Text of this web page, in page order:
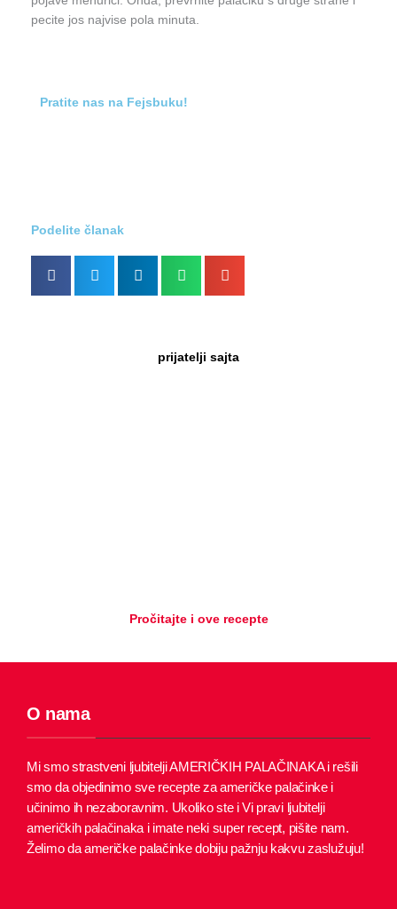
pecite jos najvise pola minuta.
Pratite nas na Fejsbuku!
Podelite članak
prijatelji sajta
Pročitajte i ove recepte
O nama
Mi smo strastveni ljubitelji AMERIČKIH PALAČINAKA i rešili
smo da objedinimo sve recepte za američke palačinke i
učinimo ih nezaboravnim. Ukoliko ste i Vi pravi ljubitelji
američkih palačinaka i imate neki super recept, pišite nam.
Želimo da američke palačinke dobiju pažnju kakvu zaslužuju!